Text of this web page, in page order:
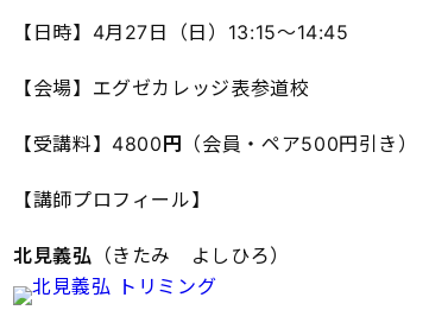
【日時】4月27日（日）13:15～14:45
【会場】エグゼカレッジ表参道校
【受講料】4800円 （会員・ペア500円引き）
【講師プロフィール】
北見義弘 （きたみ よしひろ）